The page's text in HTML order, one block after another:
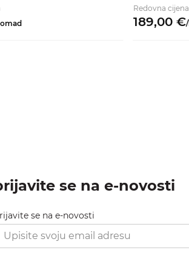
Redovna cijena
189,00 €/
se na e-novosti
se na e-novosti